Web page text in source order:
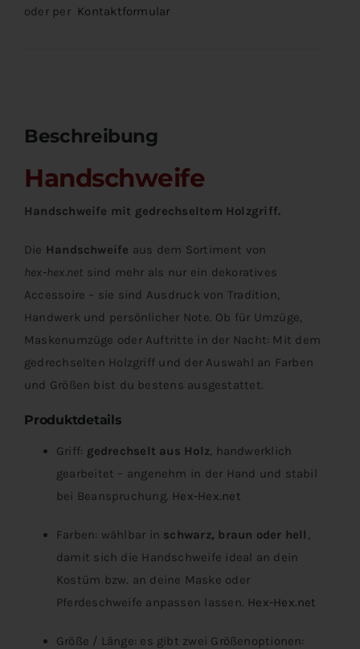
oder per Kontaktformular
Beschreibung
Handschweife
Handschweife mit gedrechseltem Holzgriff.
Die Handschweife aus dem Sortiment von
hex‑hex.net sind mehr als nur ein dekoratives
Accessoire – sie sind Ausdruck von Tradition,
Handwerk und persönlicher Note. Ob für Umzüge,
Maskenumzüge oder Auftritte in der Nacht: Mit dem
gedrechselten Holzgriff und der Auswahl an Farben
und Größen bist du bestens ausgestattet.
Produktdetails
Griff: gedrechselt aus Holz, handwerklich
gearbeitet – angenehm in der Hand und stabil
bei Beanspruchung. Hex-Hex.net
Farben: wählbar in schwarz, braun oder hell ,
damit sich die Handschweife ideal an dein
Kostüm bzw. an deine Maske oder
Pferdeschweife anpassen lassen. Hex-Hex.net
Größe / Länge: es gibt zwei Größenoptionen: